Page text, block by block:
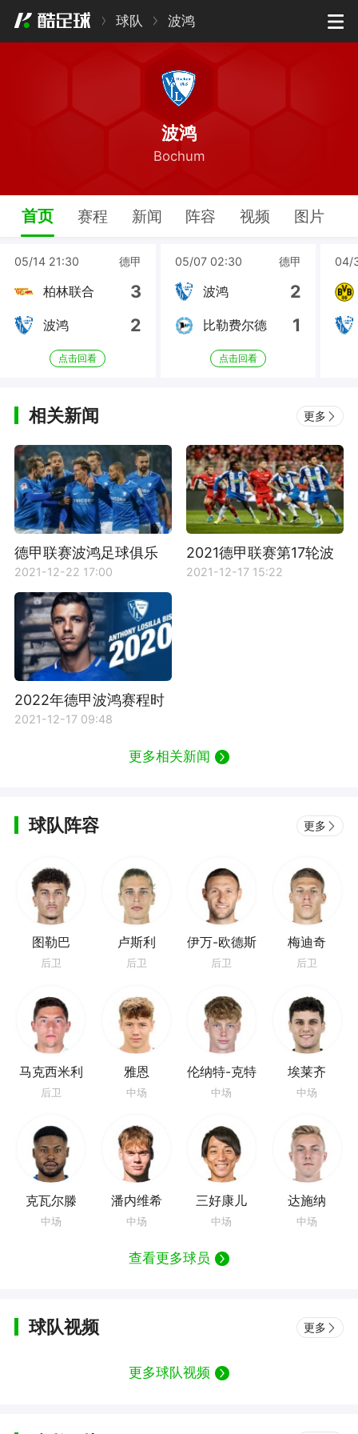
球队 波鸿
波鸿
Bochum
首页 赛程 新闻 阵容 视频 图片
05/14 21:30 德甲
柏林联合 3
波鸿 2
点击回看
05/07 02:30 德甲
波鸿 2
比勒费尔德 1
点击回看
04/
相关新闻 更多
德甲联赛波鸿足球俱乐
部资料介绍
2021-12-22 17:00
2021德甲联赛第17轮波
鸿vs柏林联合比赛前瞻​
2021-12-17 15:22
2022年德甲波鸿赛程时
间表
2021-12-17 09:48
更多相关新闻
球队阵容 更多
图勒巴
后卫
卢斯利
后卫
伊万-欧德斯
后卫
梅迪奇
后卫
马克西米利
安-维特克
后卫
雅恩
中场
伦纳特-克特
中场
埃莱齐
中场
克瓦尔滕
中场
潘内维希
中场
三好康儿
中场
达施纳
中场
查看更多球员
球队视频 更多
更多球队视频